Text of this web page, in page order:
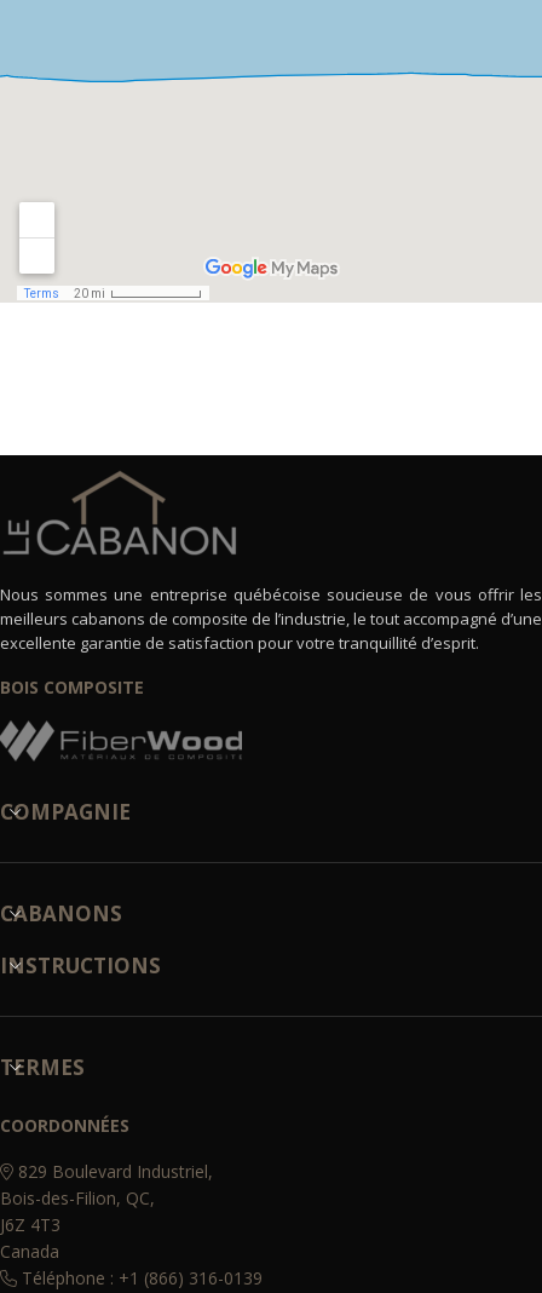
Nous sommes une entreprise québécoise soucieuse de vous offrir les
meilleurs cabanons de composite de l’industrie, le tout accompagné d’une
excellente garantie de satisfaction pour votre tranquillité d’esprit.
BOIS COMPOSITE
COMPAGNIE
CABANONS
INSTRUCTIONS
TERMES
COORDONNÉES
829 Boulevard Industriel,
Bois-des-Filion, QC,
J6Z 4T3
Canada
Téléphone : +1 (866) 316-0139